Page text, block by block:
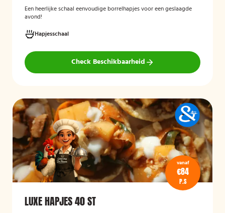
Een heerlijke schaal eenvoudige borrelhapjes voor een geslaagde
avond!
Hapjesschaal
Check Beschikbaarheid
vanaf
€84
P.S
LUXE HAPJES 40 ST